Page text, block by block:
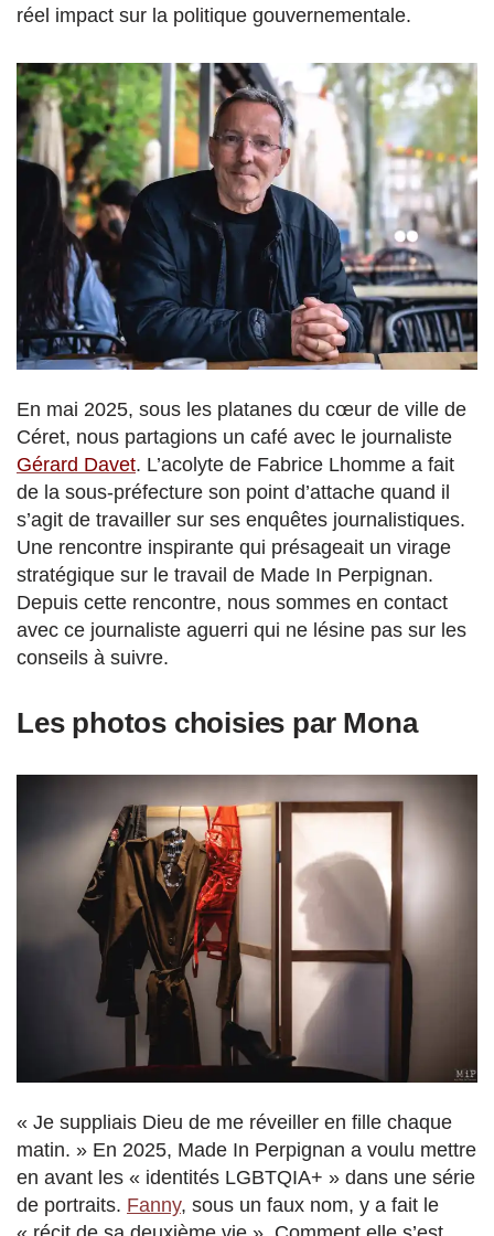
réel impact sur la politique gouvernementale.
En mai 2025, sous les platanes du cœur de ville de
Céret, nous partagions un café avec le journaliste
Gérard Davet. L’acolyte de Fabrice Lhomme a fait
de la sous-préfecture son point d’attache quand il
s’agit de travailler sur ses enquêtes journalistiques.
Une rencontre inspirante qui présageait un virage
stratégique sur le travail de Made In Perpignan.
Depuis cette rencontre, nous sommes en contact
avec ce journaliste aguerri qui ne lésine pas sur les
conseils à suivre.
Les photos choisies par Mona
« Je suppliais Dieu de me réveiller en fille chaque
matin. » En 2025, Made In Perpignan a voulu mettre
en avant les « identités LGBTQIA+ » dans une série
de portraits. Fanny, sous un faux nom, y a fait le